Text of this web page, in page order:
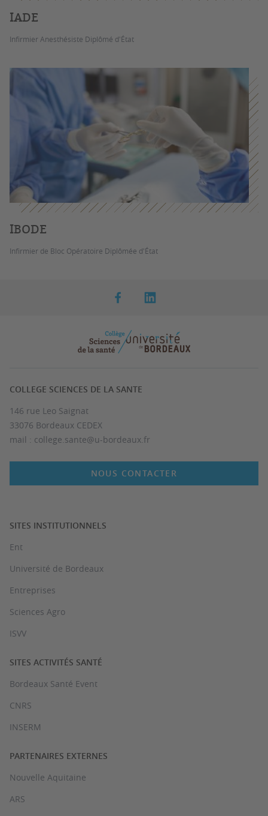
IADE
Infirmier Anesthésiste Diplômé d'État
IBODE
Infirmier de Bloc Opératoire Diplômée d'État
COLLEGE SCIENCES DE LA SANTE
146 rue Leo Saignat
33076 Bordeaux CEDEX
mail : college.sante@u-bordeaux.fr
NOUS CONTACTER
SITES INSTITUTIONNELS
Ent
Université de Bordeaux
Entreprises
Sciences Agro
ISVV
SITES ACTIVITÉS SANTÉ
Bordeaux Santé Event
CNRS
INSERM
PARTENAIRES EXTERNES
Nouvelle Aquitaine
ARS